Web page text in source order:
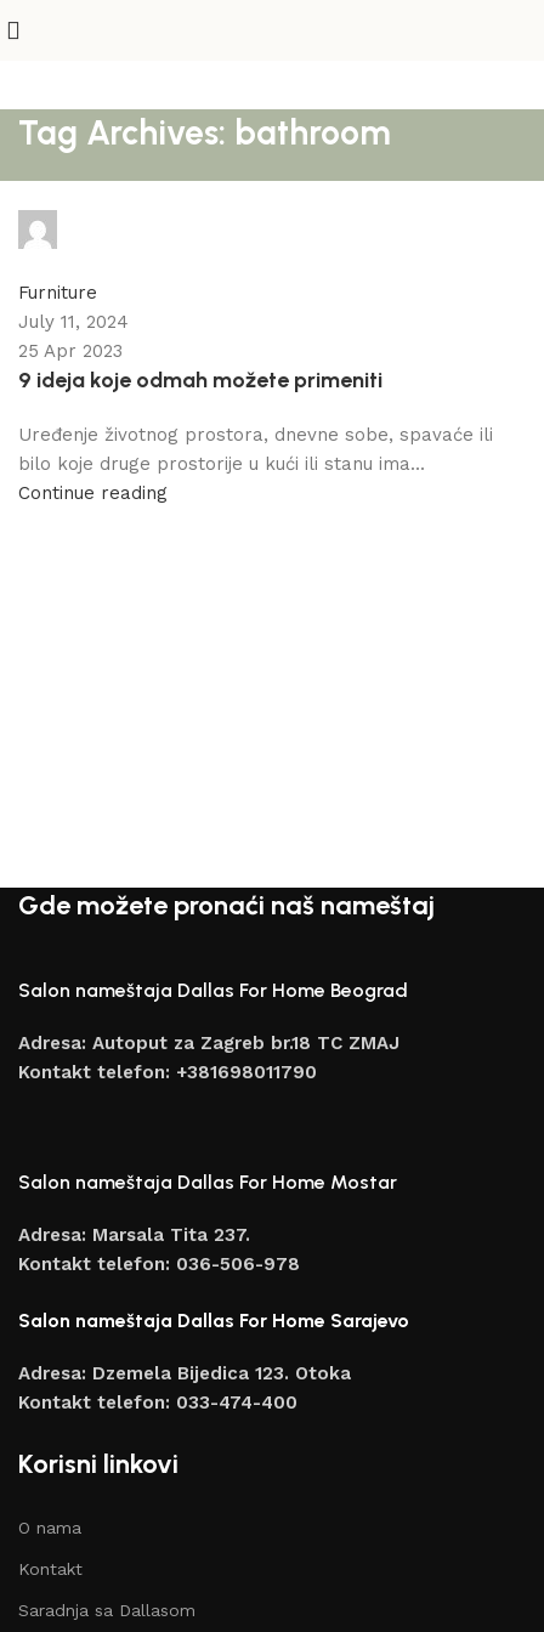
Tag Archives: bathroom
Furniture
July 11, 2024
25 Apr 2023
9 ideja koje odmah možete primeniti
Uređenje životnog prostora, dnevne sobe, spavaće ili
bilo koje druge prostorije u kući ili stanu ima...
Continue reading
Gde možete pronaći naš nameštaj
Salon nameštaja Dallas For Home Beograd
Adresa: Autoput za Zagreb br.18 TC ZMAJ
Kontakt telefon: +381698011790
Salon nameštaja Dallas For Home Mostar
Adresa: Marsala Tita 237.
Kontakt telefon: 036-506-978
Salon nameštaja Dallas For Home Sarajevo
Adresa: Dzemela Bijedica 123. Otoka
Kontakt telefon: 033-474-400
Korisni linkovi
O nama
Kontakt
Saradnja sa Dallasom